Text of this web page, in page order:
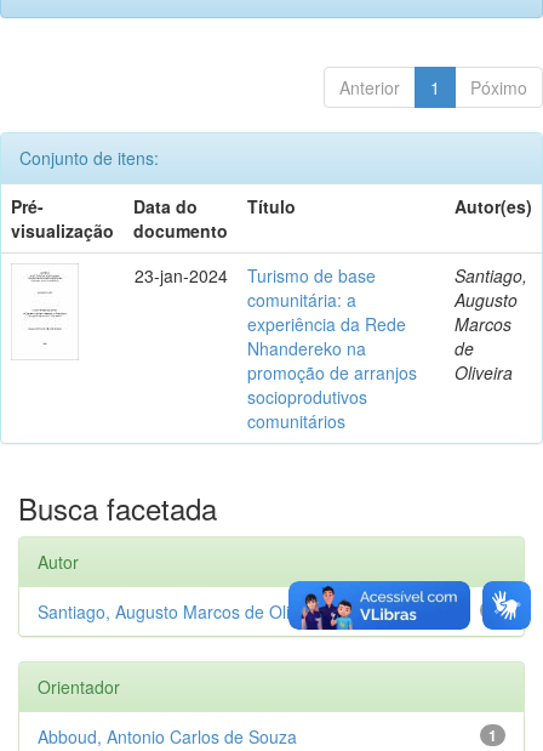
Anterior 1 Póximo
Conjunto de itens:
Pré-
visualização
Data do
documento
Título Autor(es)
23-jan-2024
Turismo de base
comunitária: a
experiência da Rede
Nhandereko na
promoção de arranjos
socioprodutivos
comunitários
Santiago,
Augusto
Marcos
de
Oliveira
Busca facetada
Autor
1
Santiago, Augusto Marcos de Oliveira
Orientador
1
Abboud, Antonio Carlos de Souza